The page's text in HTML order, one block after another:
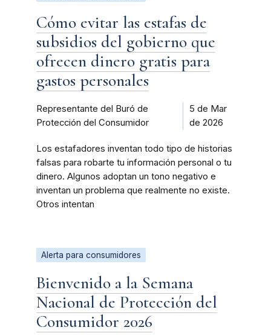
Cómo evitar las estafas de
subsidios del gobierno que
ofrecen dinero gratis para
gastos personales
Representante del Buró de
Protección del Consumidor
5 de Mar
de 2026
Los estafadores inventan todo tipo de historias
falsas para robarte tu información personal o tu
dinero. Algunos adoptan un tono negativo e
inventan un problema que realmente no existe.
Otros intentan
Alerta para consumidores
Bienvenido a la Semana
Nacional de Protección del
Consumidor 2026